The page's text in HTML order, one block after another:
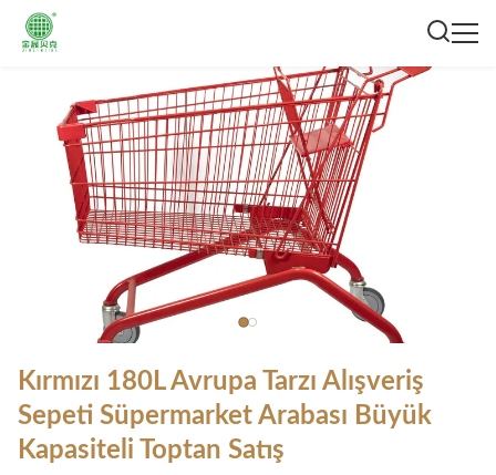
Kırmızı 180L Avrupa Tarzı Alışveriş
Sepeti Süpermarket Arabası Büyük
Kapasiteli Toptan Satış